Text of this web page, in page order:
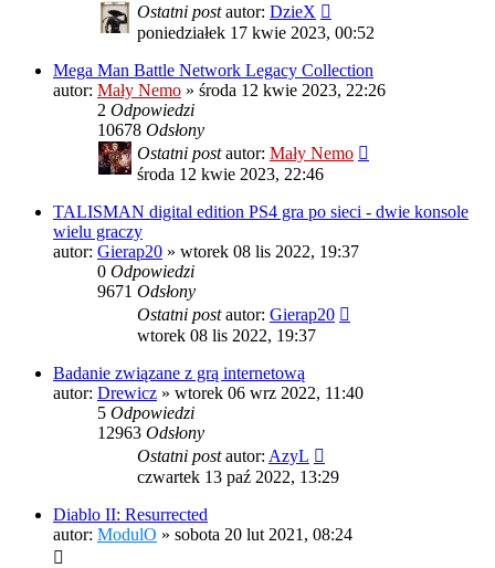
Ostatni postautor: DzieX
poniedziałek 17 kwie 2023, 00:52
Mega Man Battle Network Legacy Collection
autor: Mały Nemo » środa 12 kwie 2023, 22:26
2 Odpowiedzi
10678 Odsłony
Ostatni postautor: Mały Nemo
środa 12 kwie 2023, 22:46
TALISMAN digital edition PS4 gra po sieci - dwie konsole
wielu graczy
autor: Gierap20 » wtorek 08 lis 2022, 19:37
0 Odpowiedzi
9671 Odsłony
Ostatni postautor: Gierap20
wtorek 08 lis 2022, 19:37
Badanie związane z grą internetową
autor: Drewicz » wtorek 06 wrz 2022, 11:40
5 Odpowiedzi
12963 Odsłony
Ostatni postautor: AzyL
czwartek 13 paź 2022, 13:29
Diablo II: Resurrected
autor: ModulO » sobota 20 lut 2021, 08:24